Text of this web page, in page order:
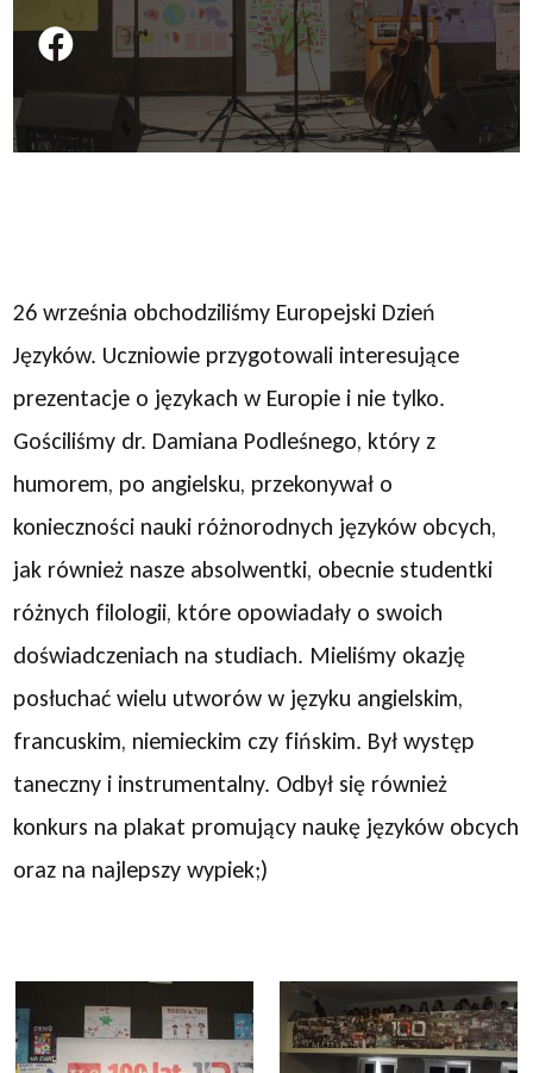
Podziel się na FB
26 września obchodziliśmy Europejski Dzień
Języków. Uczniowie przygotowali interesujące
prezentacje o językach w Europie i nie tylko.
Gościliśmy dr. Damiana Podleśnego, który z
humorem, po angielsku, przekonywał o
konieczności nauki różnorodnych języków obcych,
jak również nasze absolwentki, obecnie studentki
różnych filologii, które opowiadały o swoich
doświadczeniach na studiach. Mieliśmy okazję
posłuchać wielu utworów w języku angielskim,
francuskim, niemieckim czy fińskim. Był występ
taneczny i instrumentalny. Odbył się również
konkurs na plakat promujący naukę języków obcych
oraz na najlepszy wypiek;)